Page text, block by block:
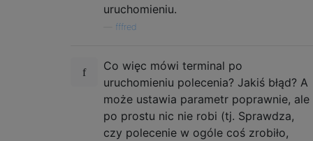
uruchomieniu.
fffred
Co więc mówi terminal po
uruchomieniu polecenia? Jakiś błąd? A
może ustawia parametr poprawnie, ale
po prostu nic nie robi (tj. Sprawdza,
czy polecenie w ogóle coś zrobiło,